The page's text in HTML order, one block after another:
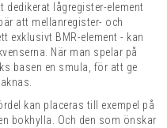
lågregister-element
att mellanregister- och
exklusivt BMR-element - kan
När man spelar på
basen en smula, för att ge
kan placeras till exempel på
bokhylla. Och den som önskar